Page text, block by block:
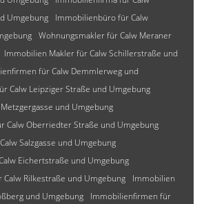
Umgebung
Immobilienbüro für Calw
Wohnungsmakler für Calw Meraner
Immobilien Makler für Calw Schillerstraße und
für Calw Demmlerweg und
Calw Leipziger Straße und Umgebung
und Umgebung
Calw Oberriedter Straße und Umgebung
Salzgasse und Umgebung
Eichertstraße und Umgebung
Rilkestraße und Umgebung
Immobilien
und Umgebung
Immobilienfirmen für